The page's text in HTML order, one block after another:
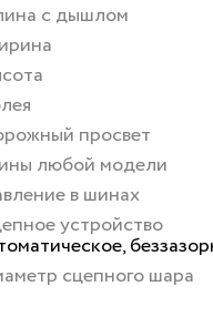
с дышлом
просвет
любой модели
в шинах
устройство
сцепного шара